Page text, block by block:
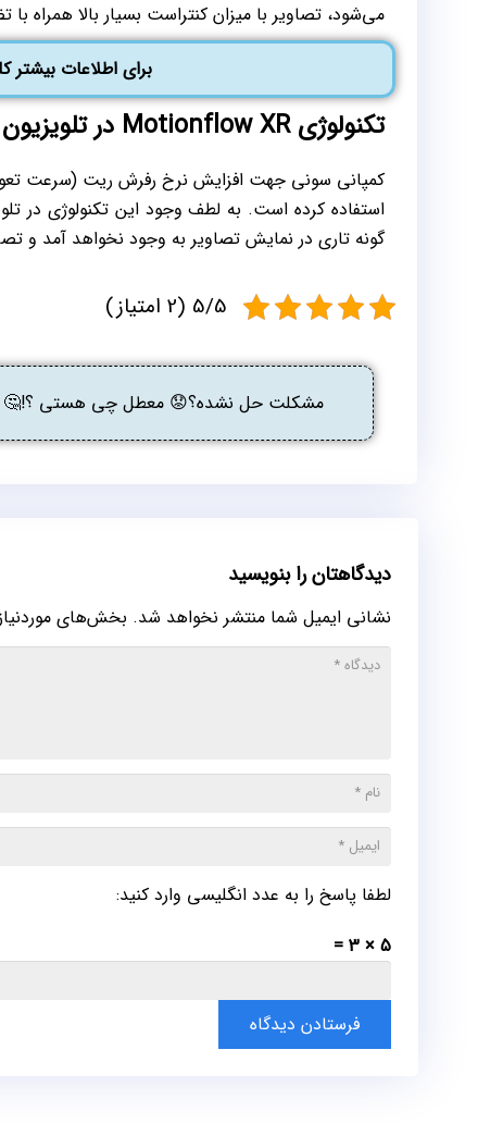
می‌شود، تصاویر با میزان کنتراست بسیار بالا همراه
برای اطلاعات بیشتر
تکنولوژی Motionflow XR در تلویزیون سونی
گونه تاری در نمایش تصاویر به وجود نخواهد آمد و
5/5 (2 امتیاز)
مشکلت حل نشده؟😟 معطل چی هستی ؟!🤔
دیدگاهتان را بنویسید
نشانی ایمیل شما منتشر نخواهد شد. بخش‌های
لطفا پاسخ را به عدد انگلیسی وارد کنید:
5 × 3 =
فرستادن دیدگاه